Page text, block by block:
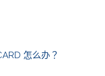
怎么办？